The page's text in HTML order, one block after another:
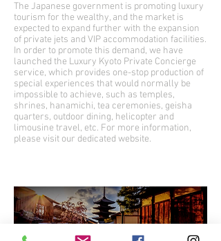
The Japanese government is promoting luxury
tourism for the wealthy, and the market is
expected to expand further with the expansion
of private jets and VIP accommodation facilities.
In order to promote this demand, we have
launched the Luxury Kyoto Private Concierge
service, which provides one-stop production of
special experiences that would normally be
impossible to achieve, such as temples,
shrines, hanamichi, tea ceremonies, geisha
quarters, outdoor dining, helicopter and
limousine travel, etc. For more information,
please visit our dedicated website.